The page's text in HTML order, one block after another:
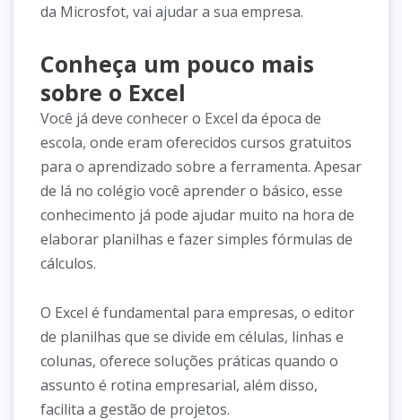
da Microsfot, vai ajudar a sua empresa.
Conheça um pouco mais
sobre o Excel
Você já deve conhecer o Excel da época de
escola, onde eram oferecidos cursos gratuitos
para o aprendizado sobre a ferramenta. Apesar
de lá no colégio você aprender o básico, esse
conhecimento já pode ajudar muito na hora de
elaborar planilhas e fazer simples fórmulas de
cálculos.
O Excel é fundamental para empresas, o editor
de planilhas que se divide em células, linhas e
colunas, oferece soluções práticas quando o
assunto é rotina empresarial, além disso,
facilita a gestão de projetos.